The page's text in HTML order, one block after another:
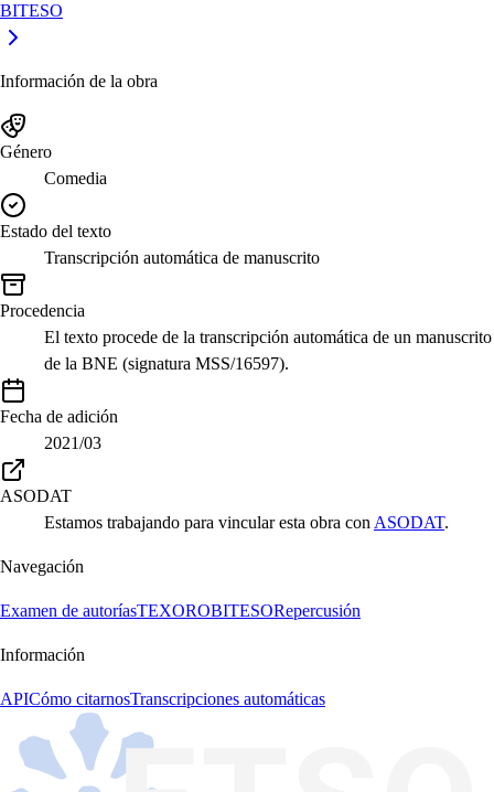
BITESO
Información de la obra
Género
Comedia
Estado del texto
Transcripción automática de manuscrito
Procedencia
El texto procede de la transcripción automática de un manuscrito
de la BNE (signatura MSS/16597).
Fecha de adición
2021/03
ASODAT
Estamos trabajando para vincular esta obra con ASODAT.
Navegación
Examen de autoríasTEXOROBITESORepercusión
Información
APICómo citarnosTranscripciones automáticas